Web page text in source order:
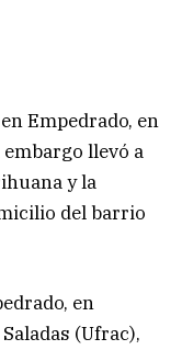
Empedrado, en
llevó a
y la
del barrio
en
(Ufrac),